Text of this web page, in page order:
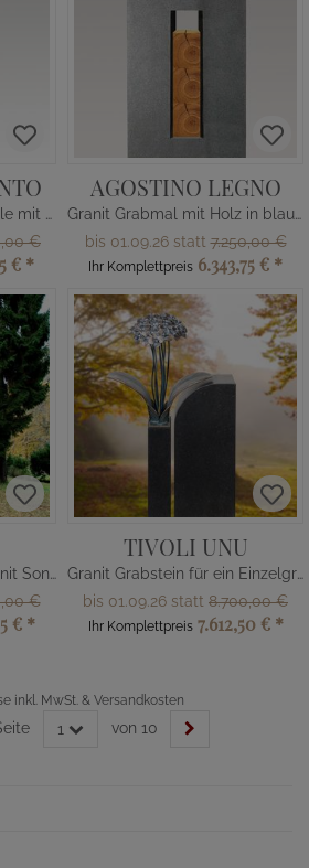
Schwarze Granit Grabstele mit Bronze Tafeln
€
€ *
AGOSTINO LEGNO
Granit Grabmal mit Holz in blau - Einzelgrab
bis 01.09.26 statt7.250,00 €
Ihr Komplettpreis 6.343,75 € *
Schwarzer Grabstein Granit Sonnenblume
€
€ *
TIVOLI UNU
Granit Grabstein für ein Einzelgrab mit Blume
bis 01.09.26 statt 8.700,00 €
Ihr Komplettpreis 7.612,50 € *
inkl. MwSt. & Versandkosten
1 von 10